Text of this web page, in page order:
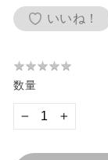
価
格
いいね！
★
★
★
★
★★★★★
数量
− +